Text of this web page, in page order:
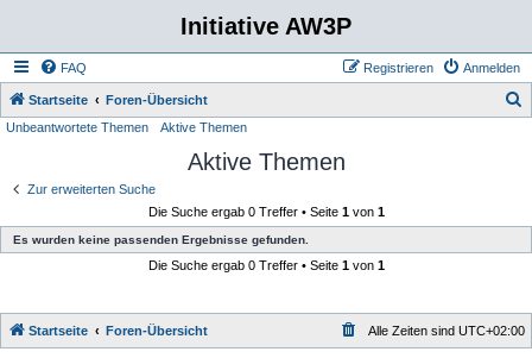
Initiative AW3P
FAQ Anmelden
Registrieren
Startseite Foren-Übersicht
Unbeantwortete Themen Aktive Themen
Aktive Themen
Zur erweiterten Suche
Die Suche ergab 0 Treffer • Seite 1von 1
Es wurden keine passenden Ergebnisse gefunden.
Die Suche ergab 0 Treffer • Seite 1von 1
Startseite Foren-Übersicht Alle Zeiten sind UTC+02:00